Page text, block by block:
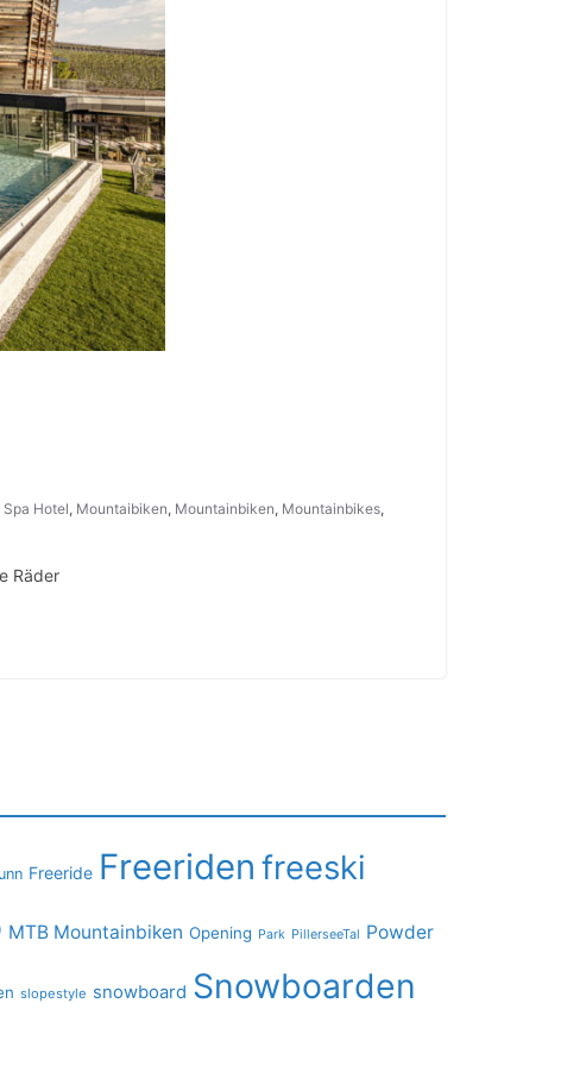
Spa Hotel, Mountaibiken, Mountainbiken, Mountainbikes,
Räder
Freeride Freeriden freeski
MTB Mountainbiken Opening Park PillerseeTal Powder
slopestyle snowboard Snowboarden